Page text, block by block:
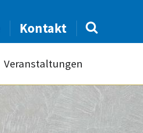
Kontakt
Veranstaltungen